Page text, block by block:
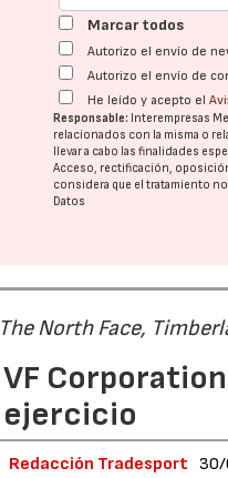
Marcar todos
Autorizo el envío de
Autorizo el envío de
He leído y acepto el
Responsable: Interempresas
relacionados con la misma o
llevar a cabo las finalidades
Acceso, rectificación,
considera que el tratamiento
Datos
The North Face,
VF
ejercicio
Redacción Tradesport 30/